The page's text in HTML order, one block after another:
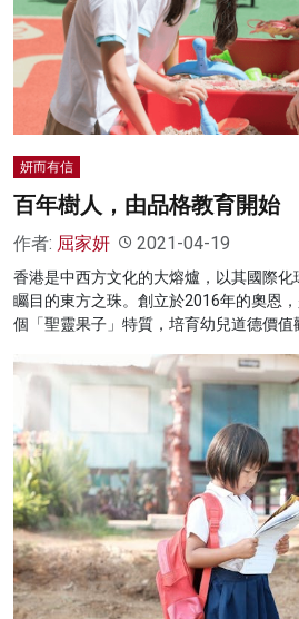
妍而有信
百年樹人，由品格教育開始
作者: 屈家妍 2021-04-19
香港是中西方文化的大熔爐，以其國際
矚目的東方之珠。創立於2016年的奧恩
個「聖靈果子」特質，培育幼兒道德價值